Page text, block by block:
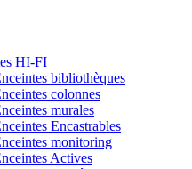
HI-FI
bibliothèques
colonnes
murales
Encastrables
monitoring
Actives